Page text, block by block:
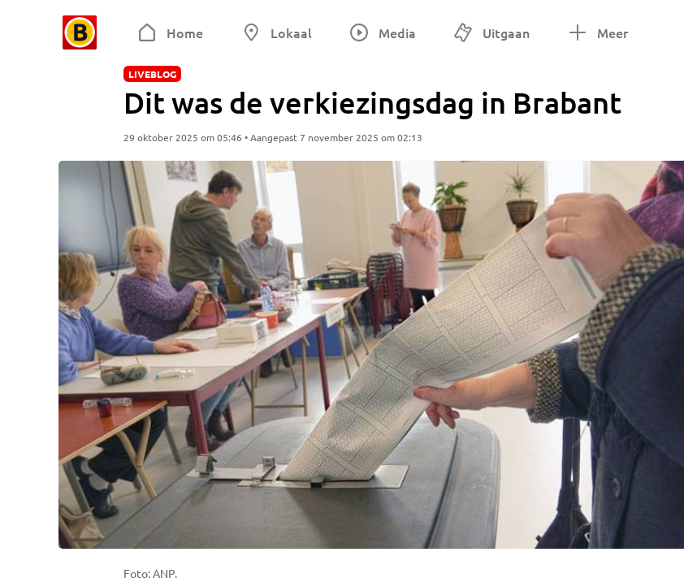
Home Lokaal Media Uitgaan Meer
LIVEBLOG
Dit was de verkiezingsdag in Brabant
29 oktober 2025 om 05:46 • Aangepast 7 november 2025 om 02:13
Foto: ANP.